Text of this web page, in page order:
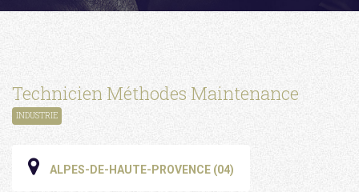
Technicien Méthodes Maintenance
INDUSTRIE
ALPES-DE-HAUTE-PROVENCE (04)